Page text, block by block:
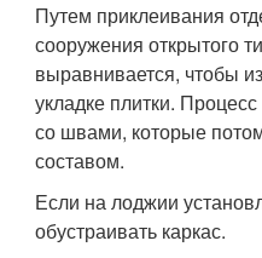
Путем приклеивания
сооружения открытого
выравнивается, чтобы
укладке плитки.
со швами, которые
составом.
Если на лоджии
обустраивать каркас.